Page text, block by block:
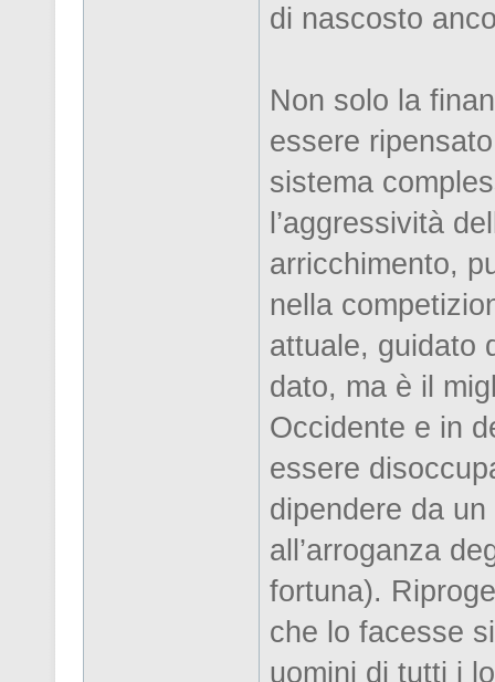
di nascosto
Non solo la
essere
sistema
l’aggressività
arricchimento,
nella
attuale, guidato
dato, ma è il
Occidente e in
essere
dipendere da
all’arroganza
fortuna).
che lo facesse
uomini di tutti i